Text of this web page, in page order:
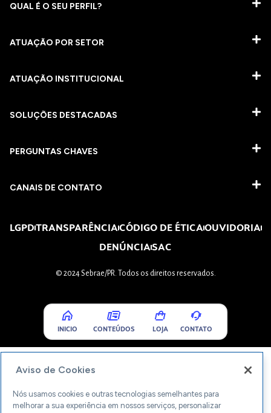
QUAL É O SEU PERFIL?
ATUAÇÃO POR SETOR
ATUAÇÃO INSTITUCIONAL
SOLUÇÕES DESTACADAS
PERGUNTAS CHAVES​
CANAIS DE CONTATO
LGPDTRANSPARÊNCIACÓDIGO DE ÉTICAOUVIDORIA
DENÚNCIASAC
© 2024 Sebrae/PR. Todos os direitos reservados.
INICIO CONTEÚDOS LOJA CONTATO
Aviso de Cookies
Nós usamos cookies e outras tecnologias semelhantes para
melhorar a sua experiência em nossos serviços, personalizar